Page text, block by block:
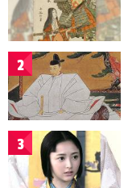
2
3